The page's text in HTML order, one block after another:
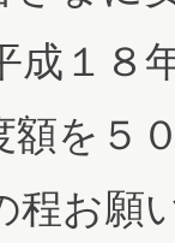
成１８
額を５
程お願